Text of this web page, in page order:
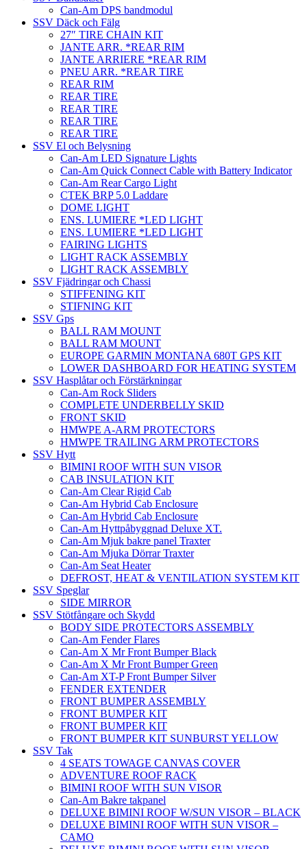
Can-Am DPS bandmodul
SSV Däck och Fälg
27″ TIRE CHAIN KIT
JANTE ARR. *REAR RIM
JANTE ARRIERE *REAR RIM
PNEU ARR. *REAR TIRE
REAR RIM
REAR TIRE
REAR TIRE
REAR TIRE
REAR TIRE
SSV El och Belysning
Can-Am LED Signature Lights
Can-Am Quick Connect Cable with Battery Indicator
Can-Am Rear Cargo Light
CTEK BRP 5.0 Laddare
DOME LIGHT
ENS. LUMIERE *LED LIGHT
ENS. LUMIERE *LED LIGHT
FAIRING LIGHTS
LIGHT RACK ASSEMBLY
LIGHT RACK ASSEMBLY
SSV Fjädringar och Chassi
STIFFENING KIT
STIFNING KIT
SSV Gps
BALL RAM MOUNT
BALL RAM MOUNT
EUROPE GARMIN MONTANA 680T GPS KIT
LOWER DASHBOARD FOR HEATING SYSTEM
SSV Hasplåtar och Förstärkningar
Can-Am Rock Sliders
COMPLETE UNDERBELLY SKID
FRONT SKID
HMWPE A-ARM PROTECTORS
HMWPE TRAILING ARM PROTECTORS
SSV Hytt
BIMINI ROOF WITH SUN VISOR
CAB INSULATION KIT
Can-Am Clear Rigid Cab
Can-Am Hybrid Cab Enclosure
Can-Am Hybrid Cab Enclosure
Can-Am Hyttpåbyggnad Deluxe XT.
Can-Am Mjuk bakre panel Traxter
Can-Am Mjuka Dörrar Traxter
Can-Am Seat Heater
DEFROST, HEAT & VENTILATION SYSTEM KIT
SSV Speglar
SIDE MIRROR
SSV Stötfångare och Skydd
BODY SIDE PROTECTORS ASSEMBLY
Can-Am Fender Flares
Can-Am X Mr Front Bumper Black
Can-Am X Mr Front Bumper Green
Can-Am XT-P Front Bumper Silver
FENDER EXTENDER
FRONT BUMPER ASSEMBLY
FRONT BUMPER KIT
FRONT BUMPER KIT
FRONT BUMPER KIT SUNBURST YELLOW
SSV Tak
4 SEATS TOWAGE CANVAS COVER
ADVENTURE ROOF RACK
BIMINI ROOF WITH SUN VISOR
Can-Am Bakre takpanel
DELUXE BIMINI ROOF W/SUN VISOR – BLACK
DELUXE BIMINI ROOF WITH SUN VISOR –
CAMO